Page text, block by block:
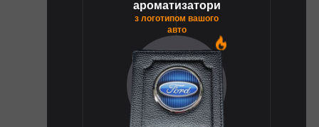
ароматизатори
з логотипом вашого
авто